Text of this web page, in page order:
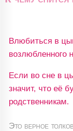
Влюбиться в
возлюбленного
Если во сне в
значит, что её
родственникам.
Это верное